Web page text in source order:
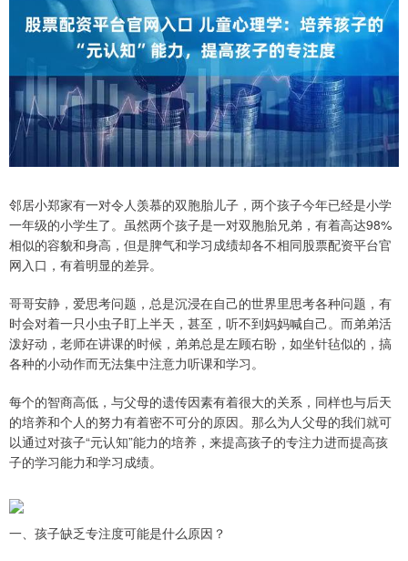
邻居小郑家有一对令人羡慕的双胞胎儿子，两个孩子今年已经是小学
一年级的小学生了。虽然两个孩子是一对双胞胎兄弟，有着高达98%
相似的容貌和身高，但是脾气和学习成绩却各不相同股票配资平台官
网入口，有着明显的差异。
哥哥安静，爱思考问题，总是沉浸在自己的世界里思考各种问题，有
时会对着一只小虫子盯上半天，甚至，听不到妈妈喊自己。而弟弟活
泼好动，老师在讲课的时候，弟弟总是左顾右盼，如坐针毡似的，搞
各种的小动作而无法集中注意力听课和学习。
每个的智商高低，与父母的遗传因素有着很大的关系，同样也与后天
的培养和个人的努力有着密不可分的原因。那么为人父母的我们就可
以通过对孩子“元认知”能力的培养，来提高孩子的专注力进而提高孩
子的学习能力和学习成绩。
一、孩子缺乏专注度可能是什么原因？